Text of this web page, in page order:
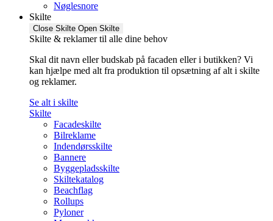
Nøglesnore
Skilte
Close Skilte Open Skilte
Skilte & reklamer til alle dine behov
Skal dit navn eller budskab på facaden eller i butikken? Vi
kan hjælpe med alt fra produktion til opsætning af alt i skilte
og reklamer.
Se alt i skilte
Skilte
Facadeskilte
Bilreklame
Indendørsskilte
Bannere
Byggepladsskilte
Skiltekatalog
Beachflag
Rollups
Pyloner